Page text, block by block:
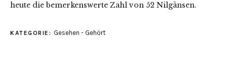
heute die bemerkenswerte Zahl von 52 Nilgänsen.
KATEGORIE: Gesehen - Gehört